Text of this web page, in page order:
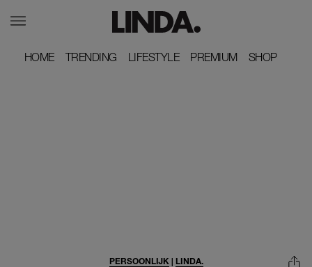
HOME
HOME TRENDING
TRENDING LIFESTYLE
LIFESTYLE PREMIUM
PREMIUM SHOP
SHOP
PERSOONLIJK| LINDA.